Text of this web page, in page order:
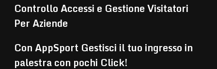
Controllo Accessi e Gestione Visitatori
Per Aziende
Con AppSport Gestisci il tuo ingresso in
palestra con pochi Click!